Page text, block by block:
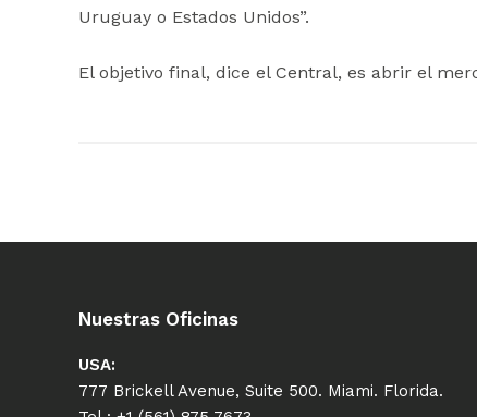
Uruguay o Estados Unidos”.
El objetivo final, dice el Central, es abrir el
Nuestras Oficinas
USA:
777 Brickell Avenue, Suite 500. Miami. Florida.